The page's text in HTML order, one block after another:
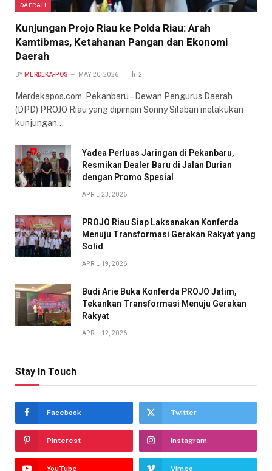
DAERAH
Kunjungan Projo Riau ke Polda Riau: Arah
Kamtibmas, Ketahanan Pangan dan Ekonomi
Daerah
BY MERDEKA-POS MAY 20, 2026 2
Merdekapos.com, Pekanbaru – Dewan Pengurus Daerah
(DPD) PROJO Riau yang dipimpin Sonny Silaban melakukan
kunjungan…
Yadea Perluas Jaringan di Pekanbaru,
Resmikan Dealer Baru di Jalan Durian
dengan Promo Spesial
APRIL 23, 2026
PROJO Riau Siap Laksanakan Konferda
Menuju Transformasi Gerakan Rakyat yang
Solid
APRIL 19, 2026
Budi Arie Buka Konferda PROJO Jatim,
Tekankan Transformasi Menuju Gerakan
Rakyat
APRIL 12, 2026
Stay In Touch
Facebook Twitter
Pinterest Instagram
YouTube Vimeo